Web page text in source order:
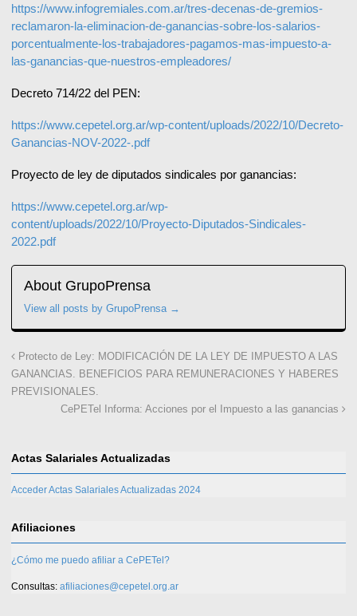
https://www.infogremiales.com.ar/tres-decenas-de-gremios-
reclamaron-la-eliminacion-de-ganancias-sobre-los-salarios-
porcentualmente-los-trabajadores-pagamos-mas-impuesto-a-
las-ganancias-que-nuestros-empleadores/
Decreto 714/22 del PEN:
https://www.cepetel.org.ar/wp-content/uploads/2022/10/Decreto-
Ganancias-NOV-2022-.pdf
Proyecto de ley de diputados sindicales por ganancias:
https://www.cepetel.org.ar/wp-
content/uploads/2022/10/Proyecto-Diputados-Sindicales-
2022.pdf
About GrupoPrensa
View all posts by GrupoPrensa →
Protecto de Ley: MODIFICACIÓN DE LA LEY DE IMPUESTO A LAS
GANANCIAS. BENEFICIOS PARA REMUNERACIONES Y HABERES
PREVISIONALES.
CePETel Informa: Acciones por el Impuesto a las ganancias
Actas Salariales Actualizadas
Acceder Actas Salariales Actualizadas 2024
Afiliaciones
¿Cómo me puedo afiliar a CePETel?
Consultas: afiliaciones@cepetel.org.ar